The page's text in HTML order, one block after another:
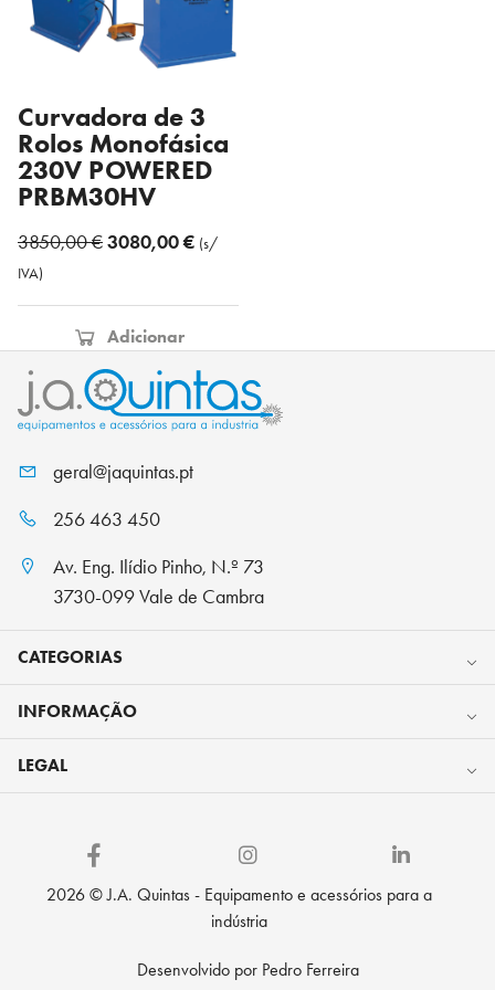
Curvadora de 3
Rolos Monofásica
230V POWERED
PRBM30HV
3850,00€O
original
era:
3080,00€O
atual
(s/
IVA)
Adicionar
geral@jaquintas.pt
256 463 450
Av. Eng. Ilídio Pinho, N.º 73
3730-099 Vale de Cambra
CATEGORIAS
INFORMAÇÃO
LEGAL
2026 © J.A. Quintas - Equipamento e acessórios para a
indústria
Desenvolvido por Pedro Ferreira